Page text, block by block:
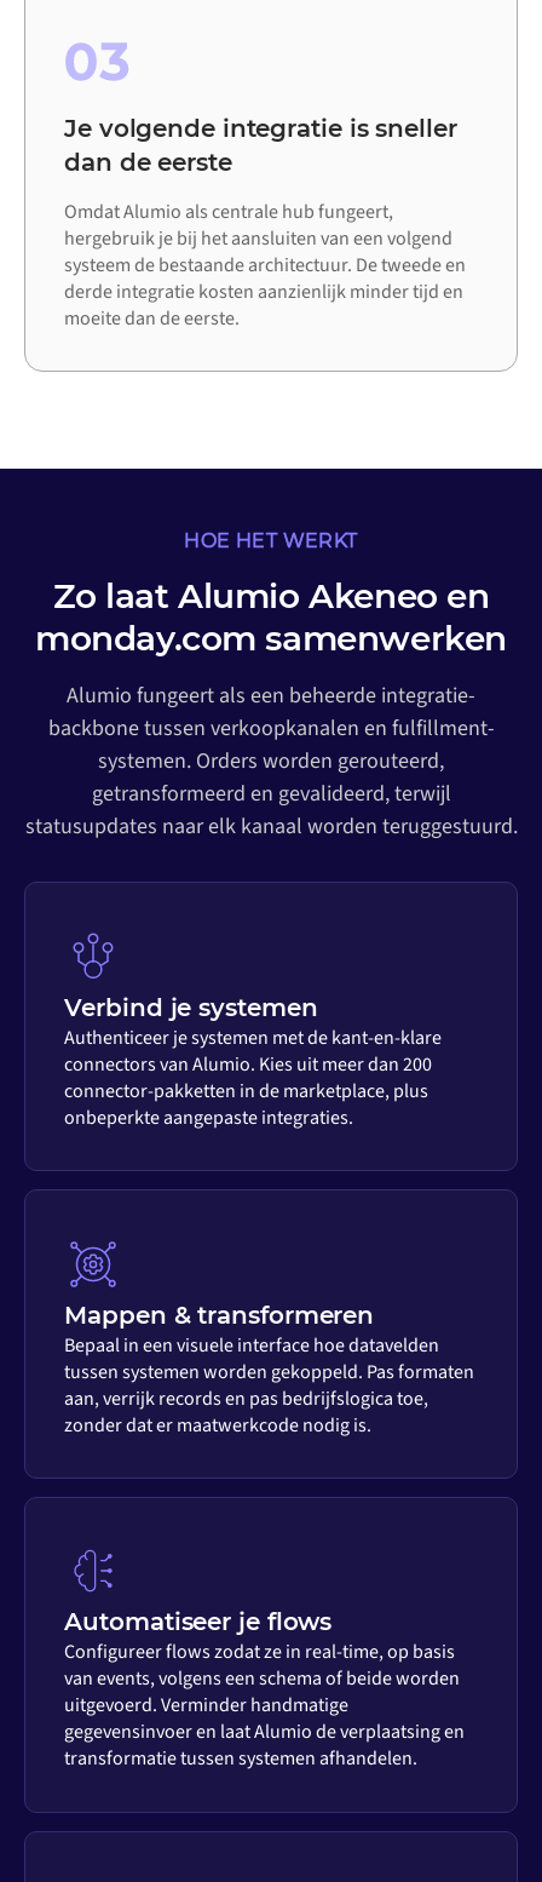
03
Je volgende integratie is sneller
dan de eerste
Omdat Alumio als centrale hub fungeert,
hergebruik je bij het aansluiten van een volgend
systeem de bestaande architectuur. De tweede en
derde integratie kosten aanzienlijk minder tijd en
moeite dan de eerste.
HOE HET WERKT
Zo laat Alumio Akeneo en
monday.com samenwerken
Alumio fungeert als een beheerde integratie-
backbone tussen verkoopkanalen en fulfillment-
systemen. Orders worden gerouteerd,
getransformeerd en gevalideerd, terwijl
statusupdates naar elk kanaal worden teruggestuurd.
Verbind je systemen
Authenticeer je systemen met de kant-en-klare
connectors van Alumio. Kies uit meer dan 200
connector-pakketten in de marketplace, plus
onbeperkte aangepaste integraties.
Mappen & transformeren
Bepaal in een visuele interface hoe datavelden
tussen systemen worden gekoppeld. Pas formaten
aan, verrijk records en pas bedrijfslogica toe,
zonder dat er maatwerkcode nodig is.
Automatiseer je flows
Configureer flows zodat ze in real-time, op basis
van events, volgens een schema of beide worden
uitgevoerd. Verminder handmatige
gegevensinvoer en laat Alumio de verplaatsing en
transformatie tussen systemen afhandelen.